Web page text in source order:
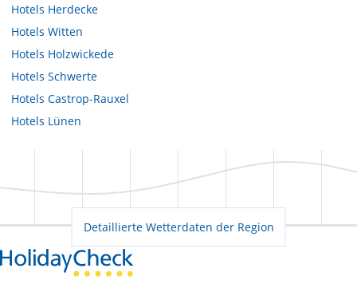
Hotels Herdecke
Hotels Witten
Hotels Holzwickede
Hotels Schwerte
Hotels Castrop-Rauxel
Hotels Lünen
Detaillierte Wetterdaten der Region